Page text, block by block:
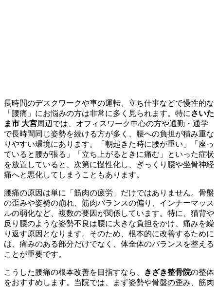
長時間のデスクワークや車の運転、立ち仕事などで慢性的な
「腰痛」にお悩みの方は非常に多く見られます。特に さいた
ま市 大宮周辺では、オフィスワーク中心の方や通勤・通学
で長時間同じ姿勢を続ける方が多く、腰への負担が積み重な
りやすい環境にあります。「朝起きた時に腰が重い」「座っ
ていると腰が張る」「立ち上がるときに痛む」といった症状
を放置していると、次第に慢性化し、ぎっくり腰や坐骨神経
痛へと悪化してしまうこともあります。
腰痛の原因は単に「筋肉の疲労」だけではありません。骨盤
の歪みや姿勢の崩れ、筋肉バランスの偏り、インナーマッス
ルの弱化など、複数の要因が関係しています。特に、猫背や
反り腰のような姿勢不良は腰に大きな負担をかけ、痛みを繰
り返す原因となります。そのため、根本的に改善するために
は、痛みのある部分だけでなく、体全体のバランスを整える
ことが重要です。
こうした腰痛の根本改善を目指すなら、 きざき整骨院の整体
をおすすめします。当院では、まず姿勢や骨盤の歪み、筋肉